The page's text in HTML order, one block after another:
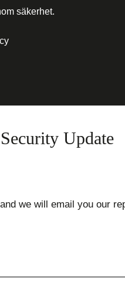
säkerhet.
Update
we will email you our